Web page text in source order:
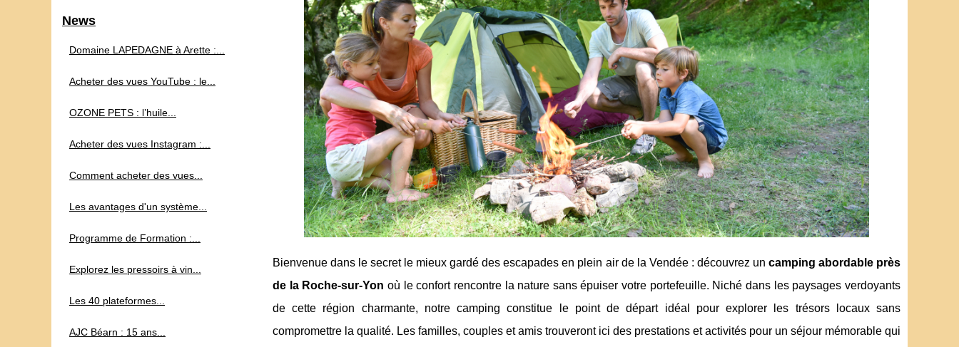
Bienvenue dans le secret le mieux gardé des escapades en plein air de la Vendée : découvrez un camping abordable près
de la Roche-sur-Yon où le confort rencontre la nature sans épuiser votre portefeuille. Niché dans les paysages verdoyants
de cette région charmante, notre camping constitue le point de départ idéal pour explorer les trésors locaux sans
compromettre la qualité. Les familles, couples et amis trouveront ici des prestations et activités pour un séjour mémorable qui
News
Domaine LAPEDAGNE à Arette :...
Acheter des vues YouTube : le...
OZONE PETS : l’huile...
Acheter des vues Instagram :...
Comment acheter des vues...
Les avantages d'un système...
Programme de Formation :...
Explorez les pressoirs à vin...
Les 40 plateformes...
AJC Béarn : 15 ans...